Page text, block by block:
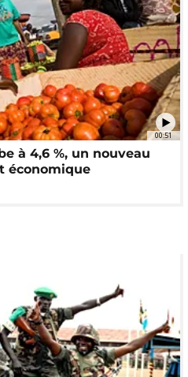
00:51
à 4,6 %, un nouveau
économique